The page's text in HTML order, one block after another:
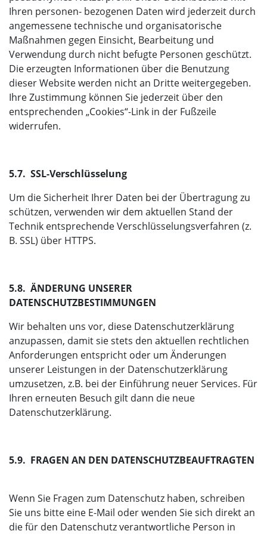
Ihren personen- bezogenen Daten wird jederzeit durch
angemessene technische und organisatorische
Maßnahmen gegen Einsicht, Bearbeitung und
Verwendung durch nicht befugte Personen geschützt.
Die erzeugten Informationen über die Benutzung
dieser Website werden nicht an Dritte weitergegeben.
Ihre Zustimmung können Sie jederzeit über den
entsprechenden „Cookies“-Link in der Fußzeile
widerrufen.
5.7. SSL-Verschlüsselung
Um die Sicherheit Ihrer Daten bei der Übertragung zu
schützen, verwenden wir dem aktuellen Stand der
Technik entsprechende Verschlüsselungsverfahren (z.
B. SSL) über HTTPS.
5.8. ÄNDERUNG UNSERER
DATENSCHUTZBESTIMMUNGEN
Wir behalten uns vor, diese Datenschutzerklärung
anzupassen, damit sie stets den aktuellen rechtlichen
Anforderungen entspricht oder um Änderungen
unserer Leistungen in der Datenschutzerklärung
umzusetzen, z.B. bei der Einführung neuer Services. Für
Ihren erneuten Besuch gilt dann die neue
Datenschutzerklärung.
5.9. FRAGEN AN DEN DATENSCHUTZBEAUFTRAGTEN
Wenn Sie Fragen zum Datenschutz haben, schreiben
Sie uns bitte eine E-Mail oder wenden Sie sich direkt an
die für den Datenschutz verantwortliche Person in